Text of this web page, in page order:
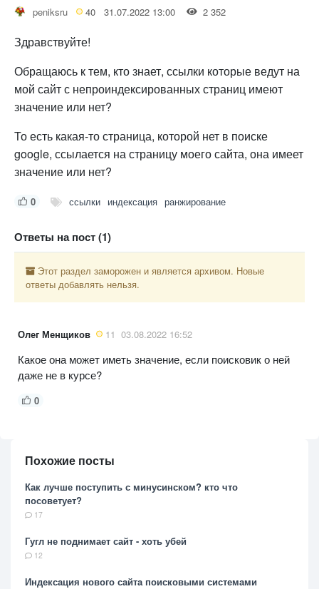
peniksru 40 31.07.2022 13:00 2 352
Здравствуйте!
Обращаюсь к тем, кто знает, ссылки которые ведут на
мой сайт с непроиндексированных страниц имеют
значение или нет?
То есть какая-то страница, которой нет в поиске
google, ссылается на страницу моего сайта, она имеет
значение или нет?
0 ссылки индексация ранжирование
Ответы на пост (1)
Этот раздел заморожен и является архивом. Новые
ответы добавлять нельзя.
Олег Менщиков 11 03.08.2022 16:52
Какое она может иметь значение, если поисковик о ней
даже не в курсе?
0
Похожие посты
Как лучше поступить с минусинском? кто что
посоветует?
17
Гугл не поднимает сайт - хоть убей
12
Индексация нового сайта поисковыми системами